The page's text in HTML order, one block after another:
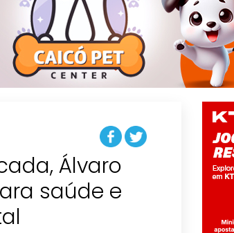
Álvaro
saúde e